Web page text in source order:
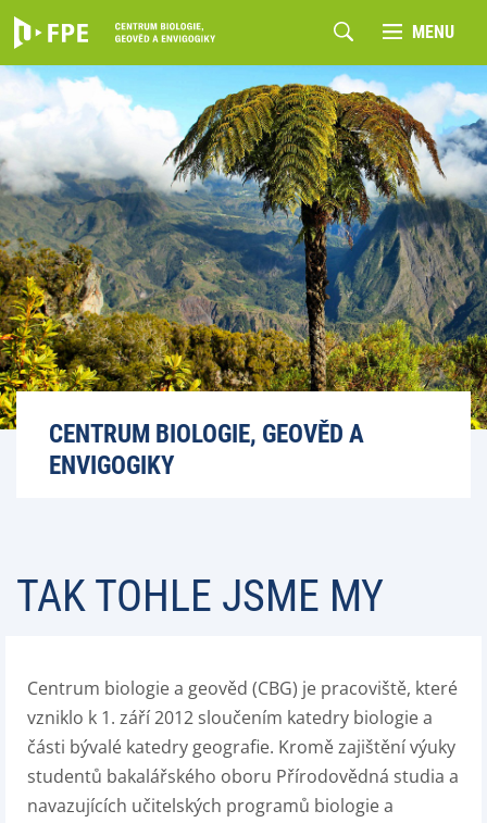
MENU
CENTRUM BIOLOGIE, GEOVĚD A
ENVIGOGIKY
TAK TOHLE JSME MY
Centrum biologie a geověd (CBG) je pracoviště, které
vzniklo k 1. září 2012 sloučením katedry biologie a
části bývalé katedry geografie. Kromě zajištění výuky
studentů bakalářského oboru Přírodovědná studia a
navazujících učitelských programů biologie a